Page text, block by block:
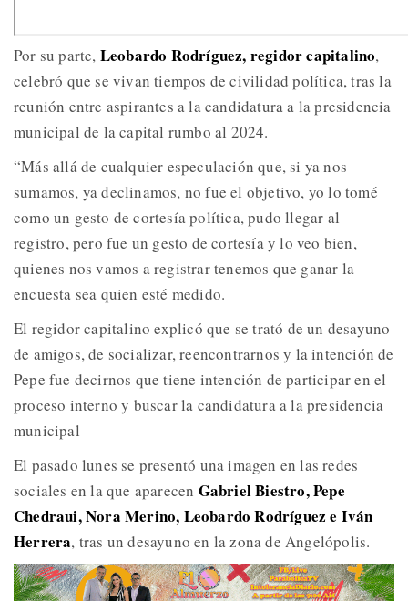
Por su parte, Leobardo Rodríguez, regidor capitalino,
celebró que se vivan tiempos de civilidad política, tras la
reunión entre aspirantes a la candidatura a la presidencia
municipal de la capital rumbo al 2024.
“Más allá de cualquier especulación que, si ya nos
sumamos, ya declinamos, no fue el objetivo, yo lo tomé
como un gesto de cortesía política, pudo llegar al
registro, pero fue un gesto de cortesía y lo veo bien,
quienes nos vamos a registrar tenemos que ganar la
encuesta sea quien esté medido.
El regidor capitalino explicó que se trató de un desayuno
de amigos, de socializar, reencontrarnos y la intención de
Pepe fue decirnos que tiene intención de participar en el
proceso interno y buscar la candidatura a la presidencia
municipal
El pasado lunes se presentó una imagen en las redes
sociales en la que aparecen Gabriel Biestro, Pepe
Chedraui, Nora Merino, Leobardo Rodríguez e Iván
Herrera, tras un desayuno en la zona de Angelópolis.